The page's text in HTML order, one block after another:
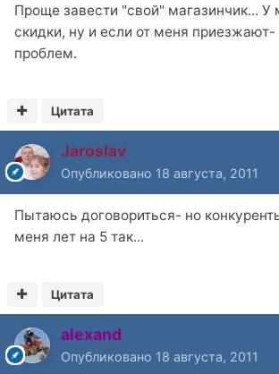
Проще завести "свой" магазинчик... У
скидки, ну и если от меня
проблем.
Цитата
Jaroslav
Опубликовано 18 августа, 2011
Пытаюсь договориться- но
меня лет на 5 так...
Цитата
alexand
Опубликовано 18 августа, 2011